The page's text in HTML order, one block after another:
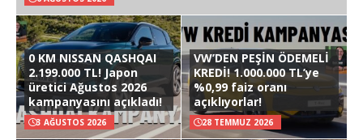
0 KM NISSAN QASHQAI
2.199.000 TL! Japon
üretici Ağustos 2026
kampanyasını açıkladı!
3 AĞUSTOS 2026
VW’DEN PEŞİN ÖDEMELİ
KREDİ! 1.000.000 TL’ye
%0,99 faiz oranı
açıklıyorlar!
28 TEMMUZ 2026